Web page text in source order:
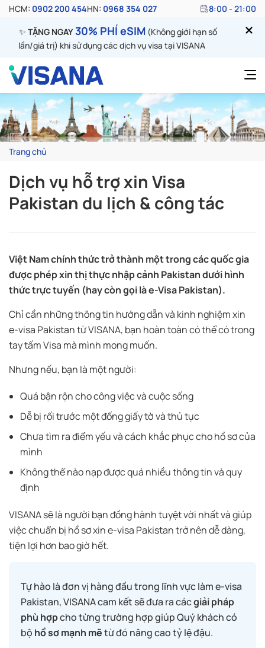
HCM: 0902 200 454HN: 0968 354 027 8:00 - 21:00
✨ TẶNG NGAY30% PHÍ eSIM (Không giới hạn số
lần/giá trị) khi sử dụng các dịch vụ visa tại VISANA
Trang chủ
Dịch vụ hỗ trợ xin Visa
Pakistan du lịch & công tác
Việt Nam chính thức trở thành một trong các quốc gia
được phép xin thị thực nhập cảnh Pakistan dưới hình
thức trực tuyến (hay còn gọi là e-Visa Pakistan).
Chỉ cần những thông tin hướng dẫn và kinh nghiệm xin
e-visa Pakistan từ VISANA, bạn hoàn toàn có thể có trong
tay tấm Visa mà mình mong muốn.
Nhưng nếu, bạn là một người:
Quá bận rộn cho công việc và cuộc sống
Dễ bị rối trước một đống giấy tờ và thủ tục
Chưa tìm ra điểm yếu và cách khắc phục cho hồ sơ của
mình
Không thể nào nạp được quá nhiều thông tin và quy
định
VISANA sẽ là người bạn đồng hành tuyệt vời nhất và giúp
việc chuẩn bị hồ sơ xine-visa Pakistan trở nên dễ dàng,
tiện lợi hơn bao giờ hết.
Tự hào là đơn vị hàng đầu trong lĩnh vực làm e-visa
Pakistan, VISANA cam kết sẽ đưa ra cácgiải pháp
phù hợpcho từng trường hợp giúp Quý khách có
bộ hồ sơ mạnh mẽtừ đó nâng cao tỷ lệ đậu.